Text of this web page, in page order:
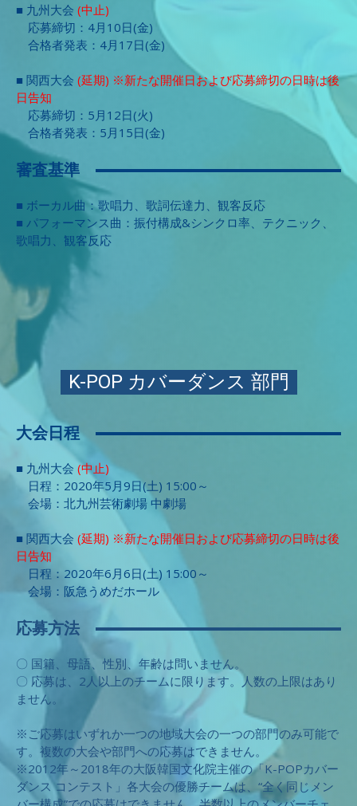
■ 九州大会 (中止)
応募締切：4月10日(金)
合格者発表：4月17日(金)
■ 関西大会 (延期) ※新たな開催日および応募締切の日時は後
日告知
応募締切：5月12日(火)
合格者発表：5月15日(金)
審査基準
■ ボーカル曲：歌唱力、歌詞伝達力、観客反応
■ パフォーマンス曲：振付構成&シンクロ率、テクニック、
歌唱力、観客反応
K-POP カバーダンス 部門
大会日程
■ 九州大会 (中止)
日程：2020年5月9日(土) 15:00～
会場：北九州芸術劇場 中劇場
■ 関西大会 (延期) ※新たな開催日および応募締切の日時は後
日告知
日程：2020年6月6日(土) 15:00～
会場：阪急うめだホール
応募方法
〇 国籍、母語、性別、年齢は問いません。
〇 応募は、2人以上のチームに限ります。人数の上限はあり
ません。
※ご応募はいずれか一つの地域大会の一つの部門のみ可能で
す。複数の大会や部門への応募はできません。
※2012年～2018年の大阪韓国文化院主催の「K-POPカバー
ダンス コンテスト」各大会の優勝チームは、“全く同じメン